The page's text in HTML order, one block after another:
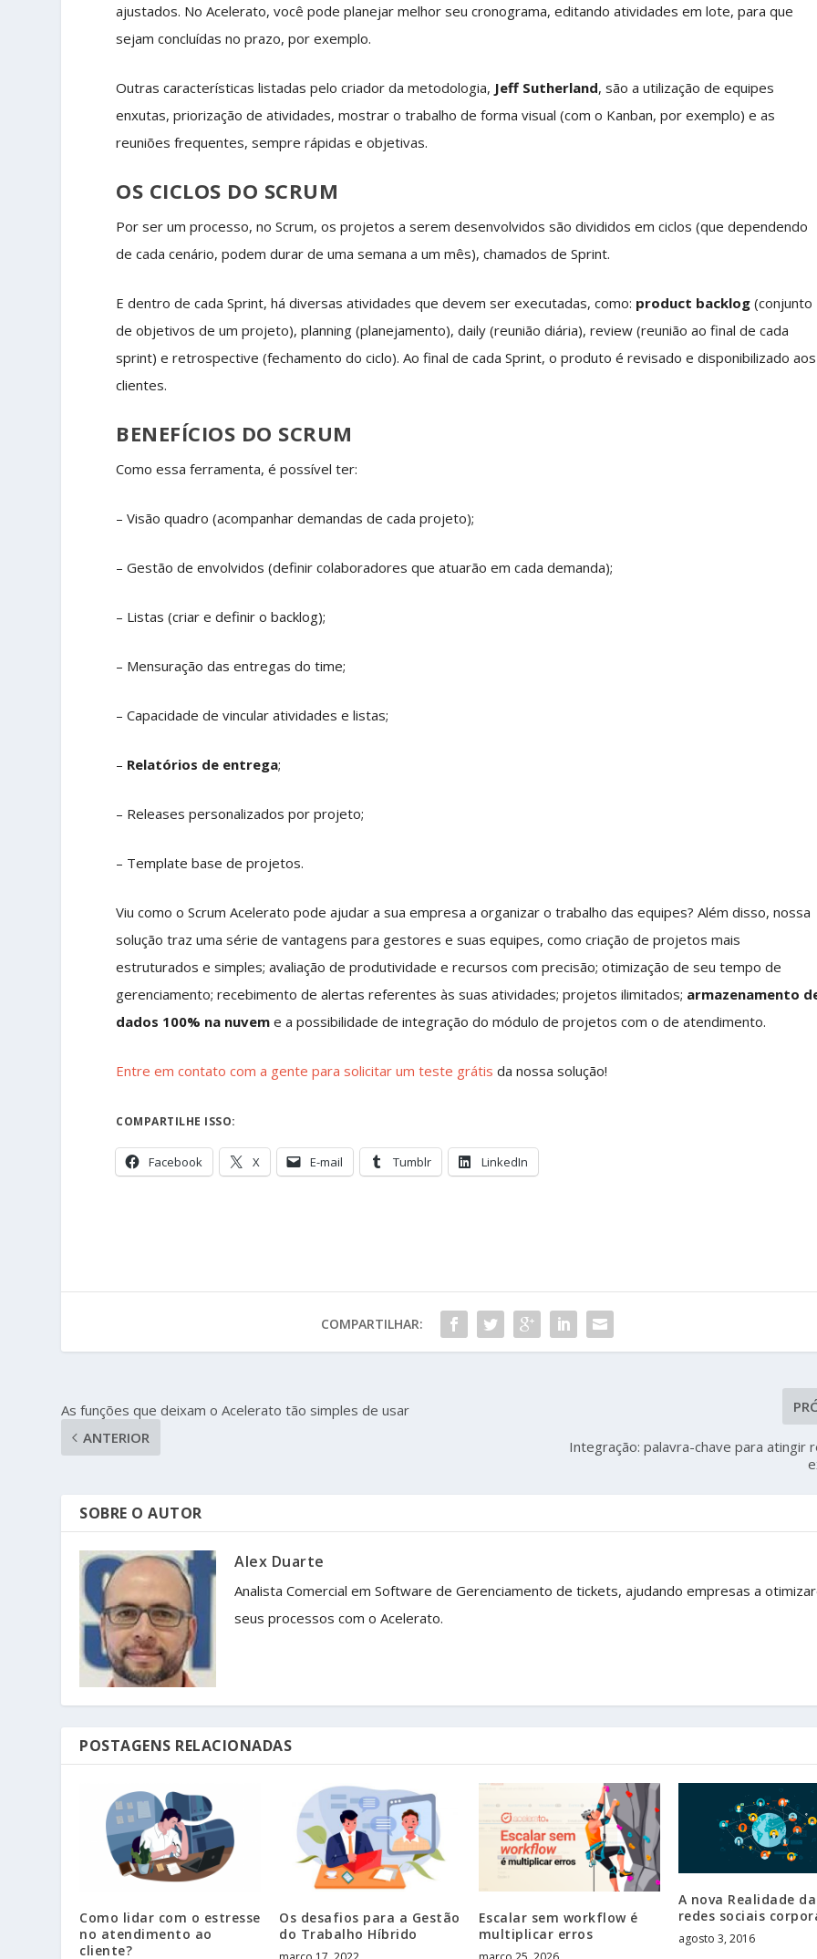
ajustados. No Acelerato, você pode planejar melhor seu cronograma, editando atividades em lote, para que
sejam concluídas no prazo, por exemplo.
Outras características listadas pelo criador da metodologia, Jeff Sutherland, são a utilização de equipes
enxutas, priorização de atividades, mostrar o trabalho de forma visual (com o Kanban, por exemplo) e as
reuniões frequentes, sempre rápidas e objetivas.
OS CICLOS DO SCRUM
Por ser um processo, no Scrum, os projetos a serem desenvolvidos são divididos em ciclos (que dependendo
de cada cenário, podem durar de uma semana a um mês), chamados de Sprint.
E dentro de cada Sprint, há diversas atividades que devem ser executadas, como: product backlog (conjunto
de objetivos de um projeto), planning (planejamento), daily (reunião diária), review (reunião ao final de cada
sprint) e retrospective (fechamento do ciclo). Ao final de cada Sprint, o produto é revisado e disponibilizado aos
clientes.
BENEFÍCIOS DO SCRUM
Como essa ferramenta, é possível ter:
– Visão quadro (acompanhar demandas de cada projeto);
– Gestão de envolvidos (definir colaboradores que atuarão em cada demanda);
– Listas (criar e definir o backlog);
– Mensuração das entregas do time;
– Capacidade de vincular atividades e listas;
– Relatórios de entrega;
– Releases personalizados por projeto;
– Template base de projetos.
Viu como o Scrum Acelerato pode ajudar a sua empresa a organizar o trabalho das equipes? Além disso, nossa
solução traz uma série de vantagens para gestores e suas equipes, como criação de projetos mais
estruturados e simples; avaliação de produtividade e recursos com precisão; otimização de seu tempo de
gerenciamento; recebimento de alertas referentes às suas atividades; projetos ilimitados; armazenamento
dados 100% na nuvem e a possibilidade de integração do módulo de projetos com o de atendimento.
Entre em contato com a gente para solicitar um teste grátis da nossa solução!
COMPARTILHE ISSO:
Facebook X E-mail Tumblr LinkedIn
COMPARTILHAR:
As funções que deixam o Acelerato tão simples de usar
ANTERIOR
Integração: palavra-chave para atingir
SOBRE O AUTOR
Alex Duarte
Analista Comercial em Software de Gerenciamento de tickets, ajudando empresas a
seus processos com o Acelerato.
POSTAGENS RELACIONADAS
Como lidar com o estresse
no atendimento ao
cliente?
Os desafios para a Gestão
do Trabalho Híbrido
Escalar sem workflow é
multiplicar erros
A nova Realidade
redes sociais
agosto 3, 2016